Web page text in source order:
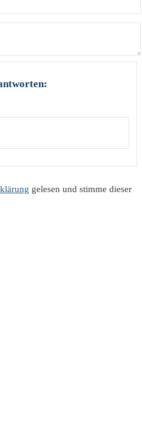
gelesen und stimme dieser